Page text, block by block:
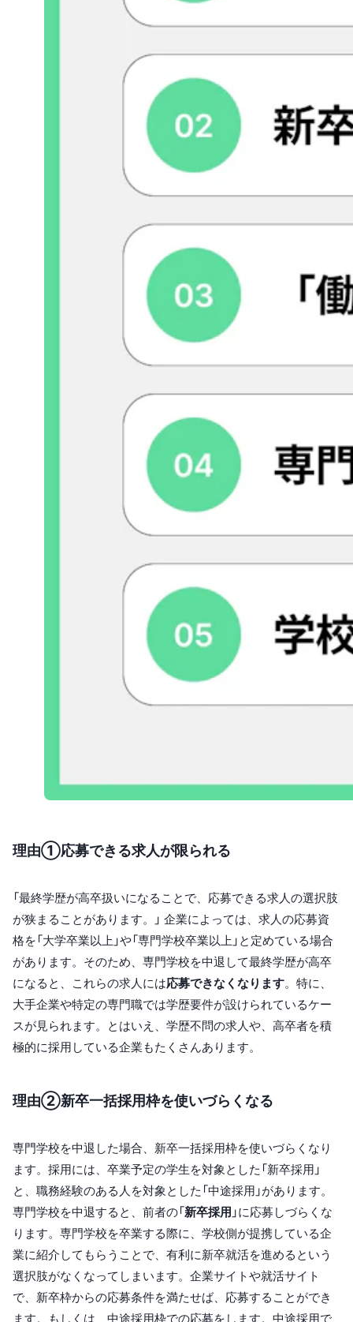
理由①応募できる求人が限られる
「最終学歴が高卒扱いになることで、応募できる求人の選択肢
が狭まることがあります。」 企業によっては、求人の応募資
格を「大学卒業以上」や「専門学校卒業以上」と定めている場合
があります。そのため、専門学校を中退して最終学歴が高卒
になると、これらの求人には応募できなくなります。特に、
大手企業や特定の専門職では学歴要件が設けられているケー
スが見られます。とはいえ、学歴不問の求人や、高卒者を積
極的に採用している企業もたくさんあります。
理由②新卒一括採用枠を使いづらくなる
専門学校を中退した場合、新卒一括採用枠を使いづらくなり
ます。採用には、卒業予定の学生を対象とした「新卒採用」
と、職務経験のある人を対象とした「中途採用」があります。
専門学校を中退すると、前者の「新卒採用 」に応募しづらくな
ります。専門学校を卒業する際に、学校側が提携している企
業に紹介してもらうことで、有利に新卒就活を進めるという
選択肢がなくなってしまいます。企業サイトや就活サイト
で、新卒枠からの応募条件を満たせば、応募することができ
ます。もしくは、中途採用枠での応募をします。中途採用で